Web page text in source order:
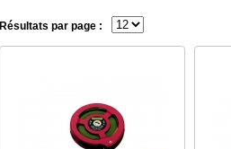
Résultats par page :